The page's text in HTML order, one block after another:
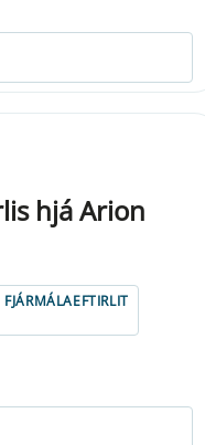
hjá Arion
FJÁRMÁLAEFTIRLIT